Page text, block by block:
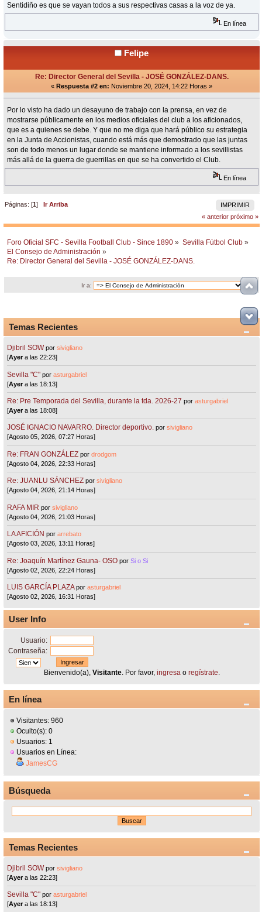
Sentidiño es que se vayan todos a sus respectivas casas a la voz de ya.
En línea
Felipe
Re: Director General del Sevilla - JOSÉ GONZÁLEZ-DANS.
« Respuesta #2 en: Noviembre 20, 2024, 14:22 Horas »
Por lo visto ha dado un desayuno de trabajo con la prensa, en vez de
mostrarse públicamente en los medios oficiales del club a los aficionados,
que es a quienes se debe. Y que no me diga que hará público su estrategia
en la Junta de Accionistas, cuando está más que demostrado que las juntas
son de todo menos un lugar donde se mantiene informado a los sevillistas
más allá de la guerra de guerrillas en que se ha convertido el Club.
En línea
IMPRIMIR
Páginas: [1]Ir Arriba
« anterior próximo »
Foro Oficial SFC - Sevilla Football Club - Since 1890 » Sevilla Fútbol Club »
El Consejo de Administración »
Re: Director General del Sevilla - JOSÉ GONZÁLEZ-DANS.
Ir a:
Temas Recientes
Djibril SOW porsivigliano
[Ayera las 22:23]
Sevilla "C"porasturgabriel
[Ayera las 18:13]
Re: Pre Temporada del Sevilla, durante la tda. 2026-27 porasturgabriel
[Ayera las 18:08]
JOSÉ IGNACIO NAVARRO. Director deportivo. porsivigliano
[Agosto 05, 2026, 07:27 Horas]
Re: FRAN GONZÁLEZ pordrodgom
[Agosto 04, 2026, 22:33 Horas]
Re: JUANLU SÁNCHEZ porsivigliano
[Agosto 04, 2026, 21:14 Horas]
RAFA MIR porsivigliano
[Agosto 04, 2026, 21:03 Horas]
LA AFICIÓN porarrebato
[Agosto 03, 2026, 13:11 Horas]
Re: Joaquín Martínez Gauna- OSO porSi o Si
[Agosto 02, 2026, 22:24 Horas]
LUIS GARCÍA PLAZA porasturgabriel
[Agosto 02, 2026, 16:31 Horas]
User Info
Usuario:
Contraseña:
Bienvenido(a), Visitante. Por favor, ingresao regístrate.
En línea
Visitantes: 960
Oculto(s): 0
Usuarios: 1
Usuarios en Línea:
JamesCG
Búsqueda
Temas Recientes
Djibril SOW porsivigliano
[Ayera las 22:23]
Sevilla "C"porasturgabriel
[Ayera las 18:13]